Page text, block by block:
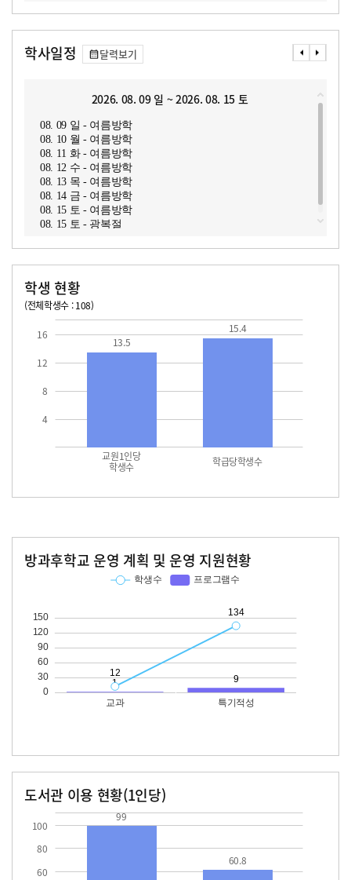
학사일정 달력보기
2026. 08. 09 일 ~ 2026. 08. 15 토
08. 09 일 - 여름방학
08. 10 월 - 여름방학
08. 11 화 - 여름방학
08. 12 수 - 여름방학
08. 13 목 - 여름방학
08. 14 금 - 여름방학
08. 15 토 - 여름방학
08. 15 토 - 광복절
학생 현황
(전체학생수 : 108)
4
8
12
16
교원1인당
학생수 학급당학생수
13.5
15.4
방과후학교 운영 계획 및 운영 지원현황
도서관 이용 현황(1인당)
60
80
100
99
60.8